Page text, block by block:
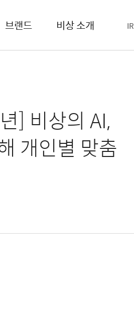
브랜드 비상 소개 IR
] 비상의 AI,
개인별 맞춤